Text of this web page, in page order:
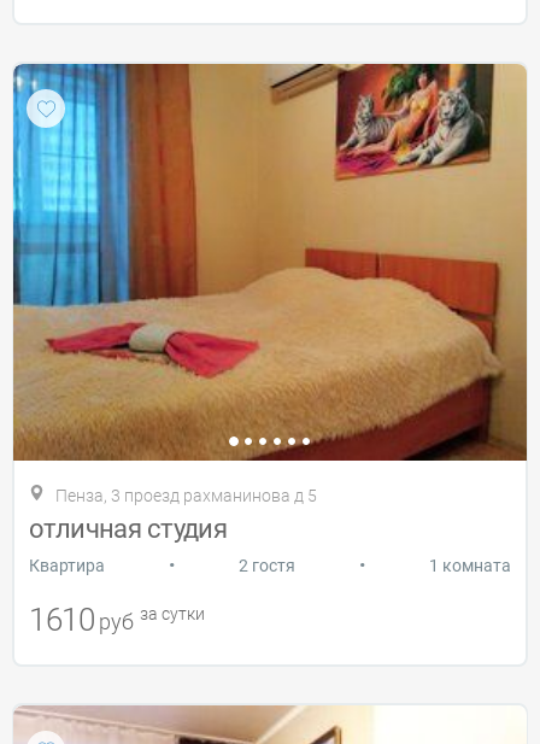
Пенза, 3 проезд рахманинова д 5
отличная студия
Квартира • 2 гостя • 1 комната
1610 руб за сутки